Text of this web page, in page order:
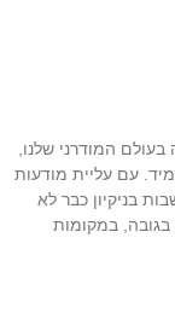
המודרני שלנו,
עם עליית מודעות
בניקיון כבר לא
במקומות